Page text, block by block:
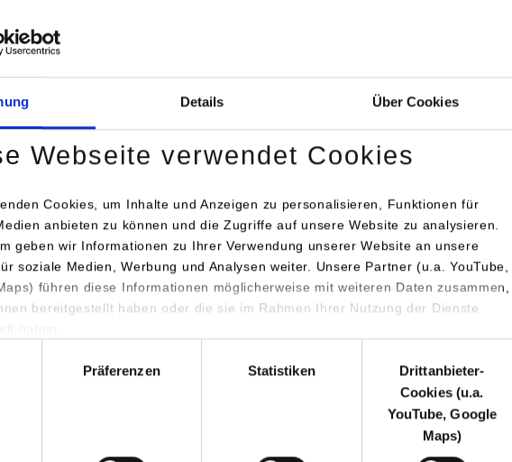
Details Über Cookies
Webseite verwendet Cookies
Cookies, um Inhalte und Anzeigen zu personalisieren, Funktionen für
anbieten zu können und die Zugriffe auf unsere Website zu analysieren.
geben wir Informationen zu Ihrer Verwendung unserer Website an unsere
soziale Medien, Werbung und Analysen weiter. Unsere Partner (u.a. YouTube,
führen diese Informationen möglicherweise mit weiteren Daten zusammen,
bereitgestellt haben oder die sie im Rahmen Ihrer Nutzung der Dienste
Präferenzen Statistiken
Drittanbieter-
Cookies (u.a.
YouTube, Google
Maps)
zunächst einiges über die Geschichte der Stuttgarter Markthalle und
Besonderheiten des Bauwerks. Dieses wurde nach den Plänen des Architekten
Die Markthalle ist eine gern besuchte Einkaufsstätte mit 33
Die Halle umfasst rund 5.000 Quadratmeter Verkaufsfläche und
von 60 Metern und einer Breite von 25 Metern zahlreichen Dienstleister*innen